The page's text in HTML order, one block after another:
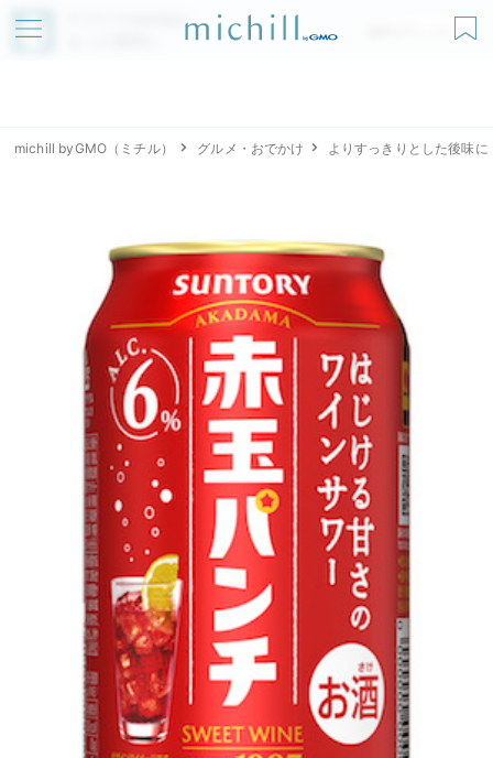
アプリでmichillが
無料ダウンロード
michill byGMO（ミチル） グルメ・おでかけ よりすっきりとした後味